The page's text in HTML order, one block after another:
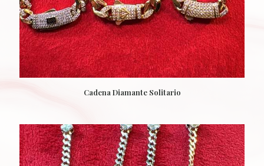
Cadena Diamante Solitario